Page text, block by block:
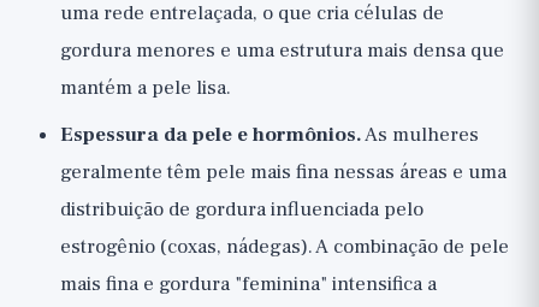
uma rede entrelaçada, o que cria células de
gordura menores e uma estrutura mais densa que
mantém a pele lisa.
Espessura da pele e hormônios.As mulheres
geralmente têm pele mais fina nessas áreas e uma
distribuição de gordura influenciada pelo
estrogênio (coxas, nádegas). A combinação de pele
mais fina e gordura "feminina" intensifica a